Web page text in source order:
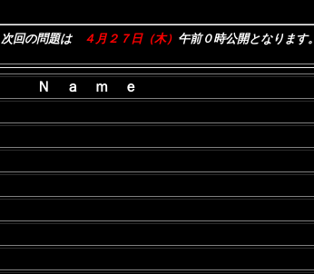
次回の問題は４月２７日（木） 午前０時公開となります。
Ｎ ａ ｍ ｅ